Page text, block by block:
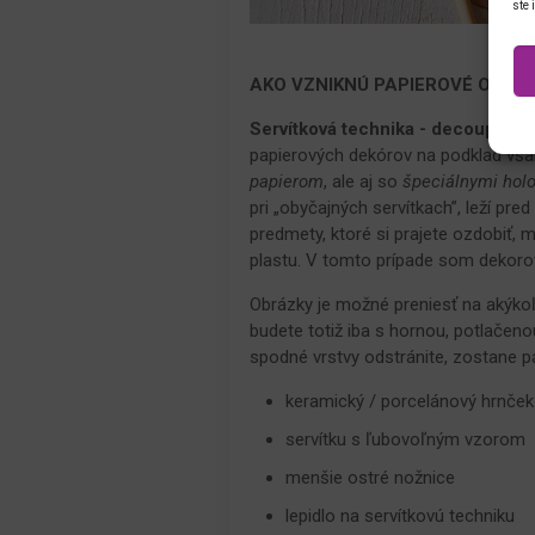
ste
AKO VZNIKNÚ PAPIEROVÉ
Servítková technika - decoupage,
papierových dekórov na podklad
papierom, ale aj so špeciálnymi
pri „obyčajných servítkach”, leží
predmety, ktoré si prajete ozdobiť,
plastu. V tomto prípade som
Obrázky je možné preniesť na
budete totiž iba s hornou,
spodné vrstvy odstránite, zostane
keramický / porcelánový
servítku s ľubovoľným vzorom
menšie ostré nožnice
lepidlo na servítkovú techniku